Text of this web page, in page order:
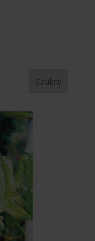
Szukaj